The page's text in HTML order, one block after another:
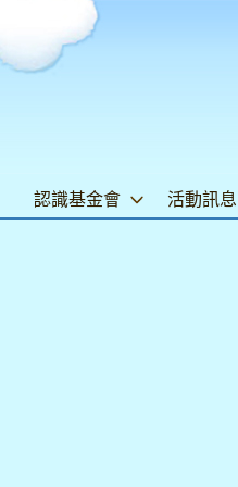
認識基金會 活動訊息